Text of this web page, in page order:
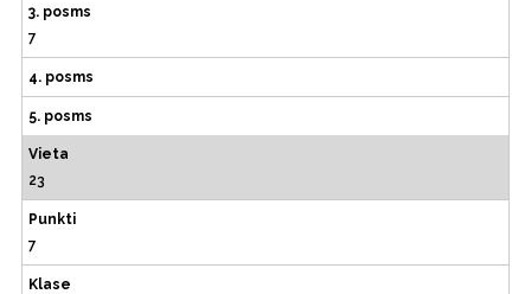
3. posms
7
4. posms
5. posms
Vieta
23
Punkti
7
Klase